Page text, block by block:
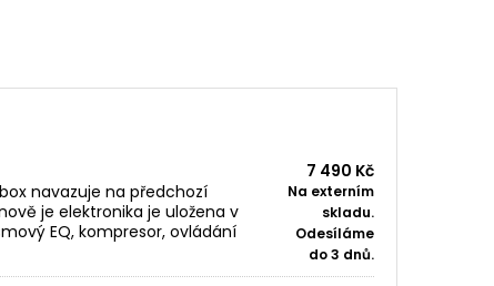
navazuje na předchozí
je elektronika je uložena v
EQ, kompresor, ovládání
7 490 Kč
Na externím
skladu.
Odesíláme
do 3 dnů.